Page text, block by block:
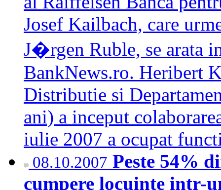
Josef Kailbach, care
J�rgen Ruble, se arata
BankNews.ro. Heribert
Distributie si
ani) a inceput
iulie 2007 a ocupat
08.10.2007 Peste 54%
cumpere locuinte intr-